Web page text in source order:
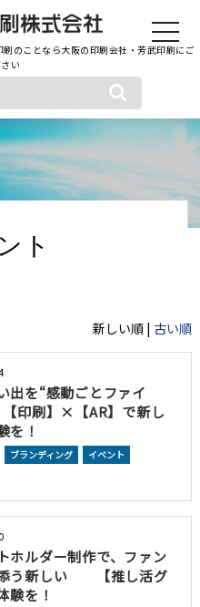
のことなら大阪の印刷会社・芳武印刷にご
い
toggle
ト
新しい順 | 古い順
出を“感動ごとファイ
【印刷】×【AR】で新し
を！
ブランディング
イベント
ホルダー制作で、ファン
う新しい 【推し活グ
験を！